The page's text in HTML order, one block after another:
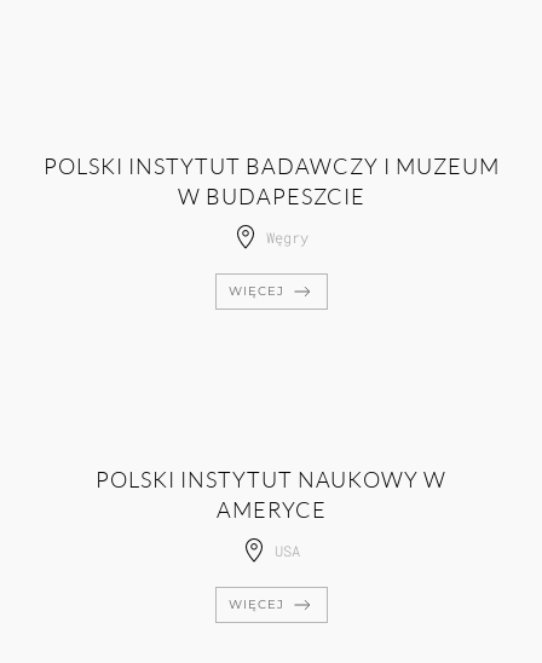
POLSKI INSTYTUT BADAWCZY I MUZEUM
W BUDAPESZCIE
Węgry
WIĘCEJ
POLSKI INSTYTUT NAUKOWY W
AMERYCE
USA
WIĘCEJ